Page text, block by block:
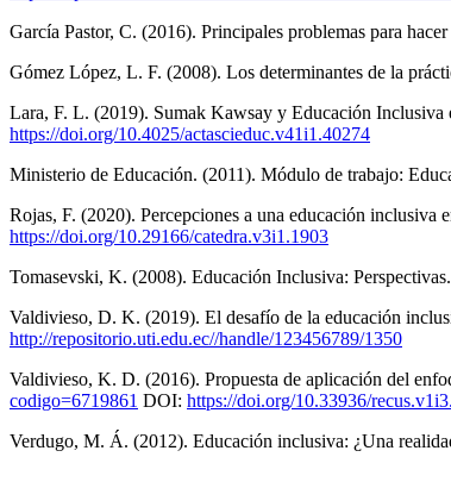
García Pastor, C. (2016). Principales problemas para
Gómez López, L. F. (2008). Los determinantes de la
Lara, F. L. (2019). Sumak Kawsay y Educación Inclusiva
https://doi.org/10.4025/actascieduc.v41i1.40274
Ministerio de Educación. (2011). Módulo de trabajo:
Rojas, F. (2020). Percepciones a una educación inclusiva
https://doi.org/10.29166/catedra.v3i1.1903
Tomasevski, K. (2008). Educación Inclusiva:
Valdivieso, D. K. (2019). El desafío de la educación
http://repositorio.uti.edu.ec//handle/123456789/1350
Valdivieso, K. D. (2016). Propuesta de aplicación del
codigo=6719861 DOI: https://doi.org/10.33936/
Verdugo, M. Á. (2012). Educación inclusiva: ¿Una